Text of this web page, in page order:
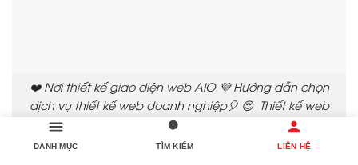
❤️ Nơi thiết kế giao diện web AIO 💜 Hướng dẫn chọn
dịch vụ thiết kế web doanh nghiệp🎈 😍 Thiết kế web
bán hàng 🌐 📚 Chỗ xây dựng trang web AIO 🎲 Dịch vụ
SEO web chuyên nghiệp🔅 🌹 Top 10 Công Ty Thiết Kế
DANH MỤC TÌM KIẾM LIÊN HỆ